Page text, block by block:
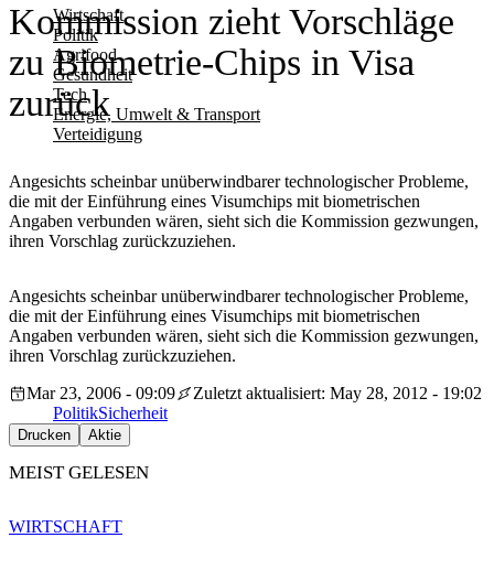
Wirtschaft
Politik
Agrifood
Gesundheit
Tech
Energie, Umwelt & Transport
Verteidigung
Kommission zieht Vorschläge
zu Biometrie-Chips in Visa
zurück
Angesichts scheinbar unüberwindbarer technologischer Probleme,
die mit der Einführung eines Visumchips mit biometrischen
Angaben verbunden wären, sieht sich die Kommission gezwungen,
ihren Vorschlag zurückzuziehen.
Angesichts scheinbar unüberwindbarer technologischer Probleme,
die mit der Einführung eines Visumchips mit biometrischen
Angaben verbunden wären, sieht sich die Kommission gezwungen,
ihren Vorschlag zurückzuziehen.
Mar 23, 2006 - 09:09
Zuletzt aktualisiert: May 28, 2012 - 19:02
PolitikSicherheit
Drucken Aktie
MEIST GELESEN
WIRTSCHAFT